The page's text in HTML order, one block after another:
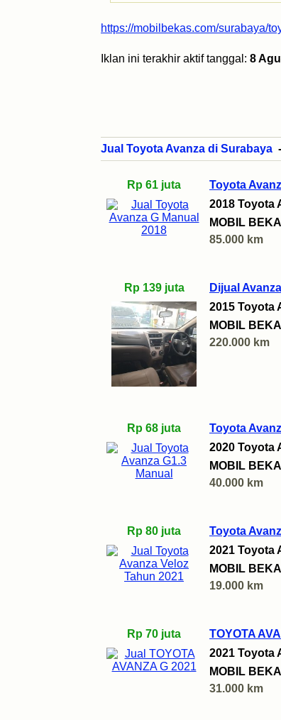
https://mobilbekas.com/surabaya/
Iklan ini terakhir aktif tanggal: 8
Jual Toyota Avanza di Surabaya
Rp 61 juta
Toyota
2018 Toyota
MOBIL
85.000 km
Rp 139 juta
Dijual
2015 Toyota
MOBIL
220.000 km
Rp 68 juta
Toyota
2020 Toyota
MOBIL
40.000 km
Rp 80 juta
Toyota
2021 Toyota
MOBIL
19.000 km
Rp 70 juta
TOYOTA
2021 Toyota
MOBIL
31.000 km